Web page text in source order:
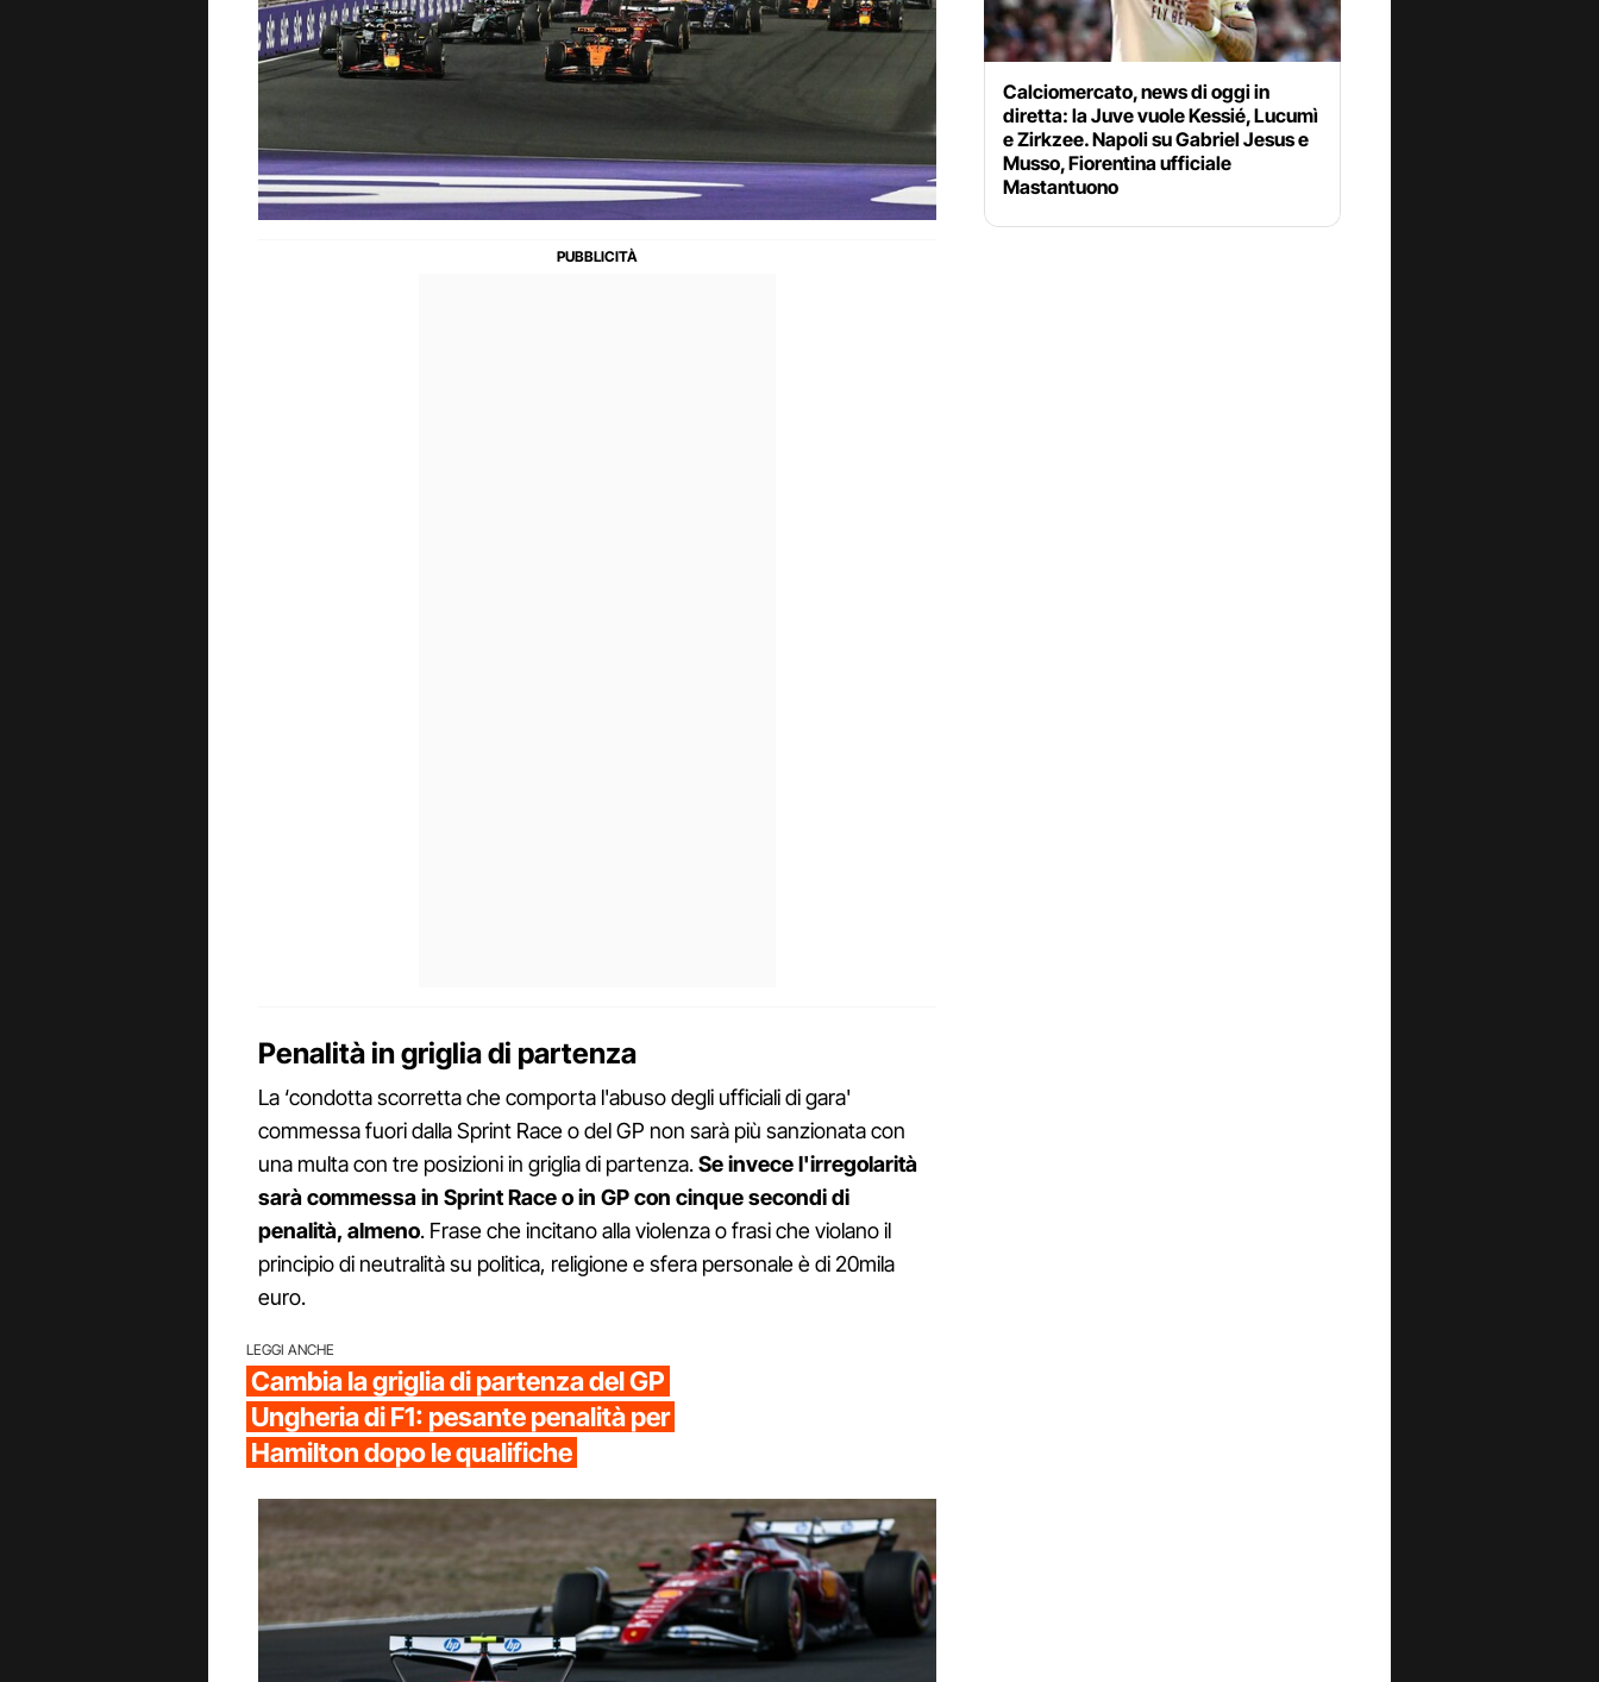
Penalità in griglia di partenza
La ‘condotta scorretta che comporta l'abuso degli ufficiali di gara'
commessa fuori dalla Sprint Race o del GP non sarà più sanzionata con
una multa con tre posizioni in griglia di partenza.Se invece l'irregolarità
sarà commessa in Sprint Race o in GP con cinque secondi di
penalità, almeno. Frase che incitano alla violenza o frasi che violano il
principio di neutralità su politica, religione e sfera personale è di 20mila
euro.
LEGGI ANCHE
Cambia la griglia di partenza del GP
Ungheria di F1: pesante penalità per
Hamilton dopo le qualifiche
Calciomercato, news di oggi in
diretta: la Juve vuole Kessié, Lucumì
e Zirkzee. Napoli su Gabriel Jesus e
Musso, Fiorentina ufficiale
Mastantuono